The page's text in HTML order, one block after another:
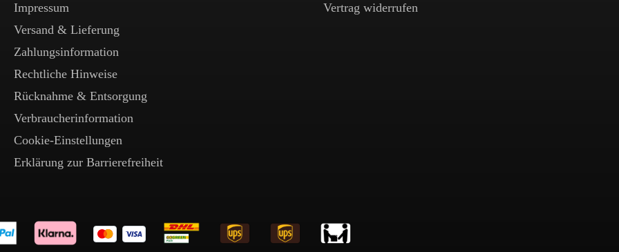
Impressum
Versand & Lieferung
Zahlungsinformation
Rechtliche Hinweise
Rücknahme & Entsorgung
Verbraucherinformation
Cookie-Einstellungen
Erklärung zur Barrierefreiheit
Vertrag widerrufen